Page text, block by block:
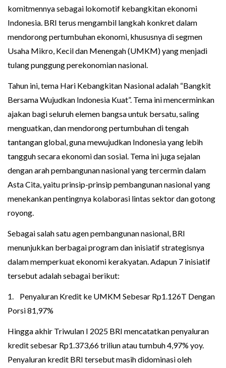
komitmennya sebagai lokomotif kebangkitan ekonomi
Indonesia. BRI terus mengambil langkah konkret dalam
mendorong pertumbuhan ekonomi, khususnya di segmen
Usaha Mikro, Kecil dan Menengah (UMKM) yang menjadi
tulang punggung perekonomian nasional.
Tahun ini, tema Hari Kebangkitan Nasional adalah “Bangkit
Bersama Wujudkan Indonesia Kuat”. Tema ini mencerminkan
ajakan bagi seluruh elemen bangsa untuk bersatu, saling
menguatkan, dan mendorong pertumbuhan di tengah
tantangan global, guna mewujudkan Indonesia yang lebih
tangguh secara ekonomi dan sosial. Tema ini juga sejalan
dengan arah pembangunan nasional yang tercermin dalam
Asta Cita, yaitu prinsip-prinsip pembangunan nasional yang
menekankan pentingnya kolaborasi lintas sektor dan gotong
royong.
Sebagai salah satu agen pembangunan nasional, BRI
menunjukkan berbagai program dan inisiatif strategisnya
dalam memperkuat ekonomi kerakyatan. Adapun 7 inisiatif
tersebut adalah sebagai berikut:
1. Penyaluran Kredit ke UMKM Sebesar Rp1.126T Dengan
Porsi 81,97%
Hingga akhir Triwulan I 2025 BRI mencatatkan penyaluran
kredit sebesar Rp1.373,66 triliun atau tumbuh 4,97% yoy.
Penyaluran kredit BRI tersebut masih didominasi oleh